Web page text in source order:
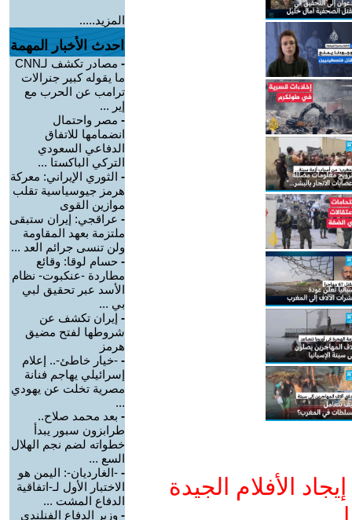
الأفلام الجيدة
المزيد.....
احدث الأخبار المهمة
-
مصادر تكشف لـCNN
ما يقوله كبير جنرالات
ترامب عن الحرب مع
إير ...
- مصر واحتمال
انضمامها للاتفاق
الدفاعي السعودي
التركي الباكستا ...
- الثوري الإيراني: معركة
هرمز جيوسياسية تقلب
موازين القوى
- عراقجي: إيران ستبقى
ملتزمة بعهد المقاومة
ولن تنسى جرائم العد ...
- حسام لوقا: وقائع
مطاردة -عنكبوت- نظام
الأسد عبر تحقيق لبي
بي ...
- إيران تكشف عن
شروطها لفتح مضيق
هرمز
- -خيار خاطئ-.. إعلام
إسرائيلي يهاجم فنانة
مصرية تخلت عن يهودي
...
- بعد محمد صلاح..
طرابزون سبور يبدأ
خطواته لضم نجم الهلال
السع ...
- -الغارديان-: اليمن هو
الاختبار الأول لـ-اتفاقية
الدفاع المشت ...
- وزير الدفاع الفنلندي